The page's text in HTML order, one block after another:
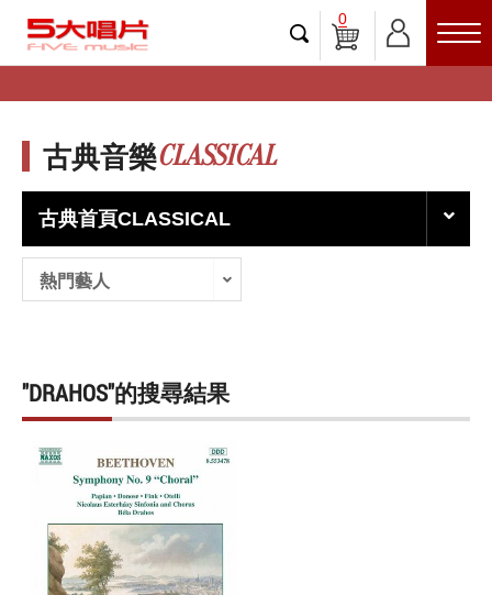
0
古典音樂CLASSICAL
古典首頁CLASSICAL
熱門藝人
"DRAHOS"的搜尋結果